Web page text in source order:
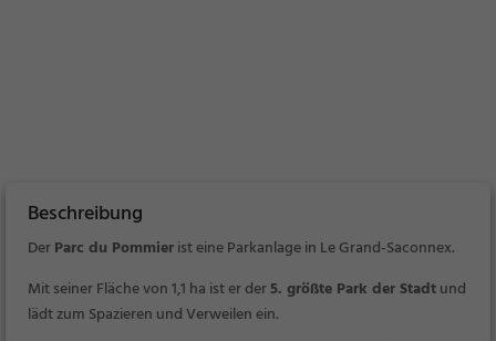
Beschreibung
DerParc du Pommierist eine Parkanlage in Le Grand-Saconnex.
Mit seiner Fläche von 1,1 ha ist er der5. größte Park der Stadtund
lädt zum Spazieren und Verweilen ein.